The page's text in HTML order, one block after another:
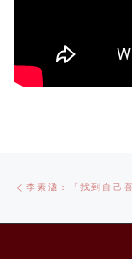
navigation